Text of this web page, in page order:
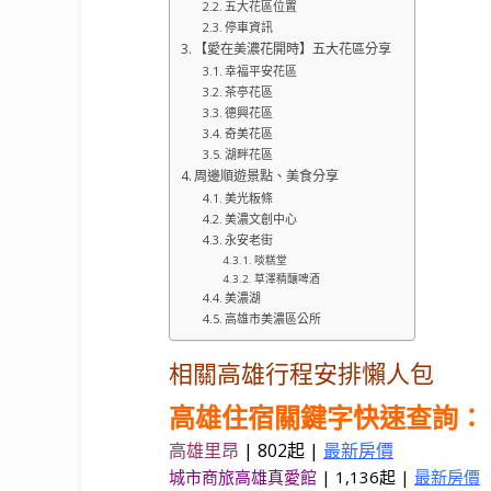
五大花區位置
停車資訊
【愛在美濃花開時】五大花區分享
幸福平安花區
茶亭花區
德興花區
奇美花區
湖畔花區
周邊順遊景點、美食分享
美光粄條
美濃文創中心
永安老街
啖糕堂
草澤精釀啤酒
美濃湖
高雄市美濃區公所
相關高雄行程安排懶人包
高雄住宿關鍵字快速查詢：
高雄里昂 | 802起 | 最新房價
城市商旅高雄真愛館 | 1,136起 | 最新房價